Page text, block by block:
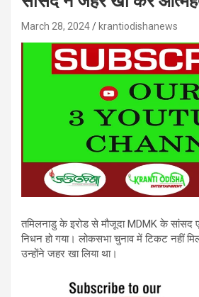
March 28, 2024 krantiodishanews
तमिलनाडु के इरोड से मौजूदा MDMK के सांसद
निधन हो गया। लोकसभा चुनाव में टिकट नहीं
उन्होंने जहर खा लिया था।